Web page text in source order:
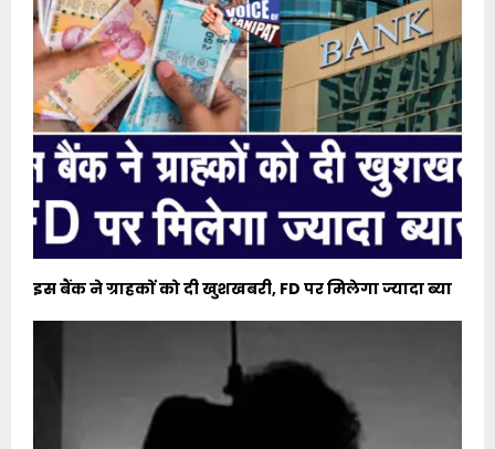
इस बैंक ने ग्राहकों को दी खुशखबरी, FD पर मिलेगा ज्यादा ब्या